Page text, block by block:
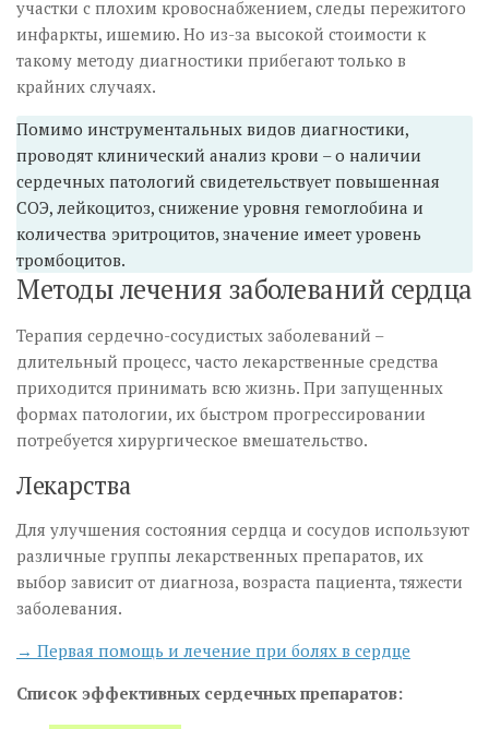
участки с плохим кровоснабжением, следы пережитого
инфаркты, ишемию. Но из-за высокой стоимости к
такому методу диагностики прибегают только в
крайних случаях.
Помимо инструментальных видов диагностики,
проводят клинический анализ крови – о наличии
сердечных патологий свидетельствует повышенная
СОЭ, лейкоцитоз, снижение уровня гемоглобина и
количества эритроцитов, значение имеет уровень
тромбоцитов.
Методы лечения заболеваний сердца
Терапия сердечно-сосудистых заболеваний –
длительный процесс, часто лекарственные средства
приходится принимать всю жизнь. При запущенных
формах патологии, их быстром прогрессировании
потребуется хирургическое вмешательство.
Лекарства
Для улучшения состояния сердца и сосудов используют
различные группы лекарственных препаратов, их
выбор зависит от диагноза, возраста пациента, тяжести
заболевания.
→ Первая помощь и лечение при болях в сердце
Список эффективных сердечных препаратов: